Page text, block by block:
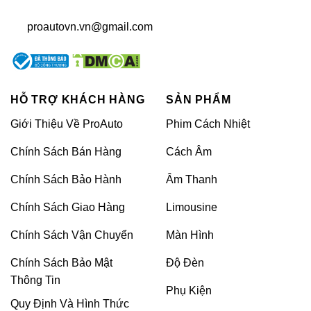
trình còn có chế độ giám sát khi xe đang đỗ, giúp
bạn theo dõi tình hình xe khi không có mặt ở
Camera hành trình ô tô: Lắp
camera cao cấp, giá ưu đãi 2024
proautovn.vn@gmail.com
HỖ TRỢ KHÁCH HÀNG
Giới Thiệu Về ProAuto
Chính Sách Bán Hàng
Chính Sách Bảo Hành
Chính Sách Giao Hàng
Chính Sách Vận Chuyển
Chính Sách Bảo Mật
Thông Tin
Quy Định Và Hình Thức
SẢN PHẨM
Phim Cách Nhiệt
Cách Âm
Âm Thanh
Limousine
Màn Hình
Độ Đèn
Phụ Kiện